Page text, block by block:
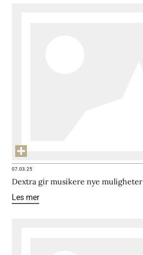
07.03.25
Dextra gir musikere nye muligheter
Les mer